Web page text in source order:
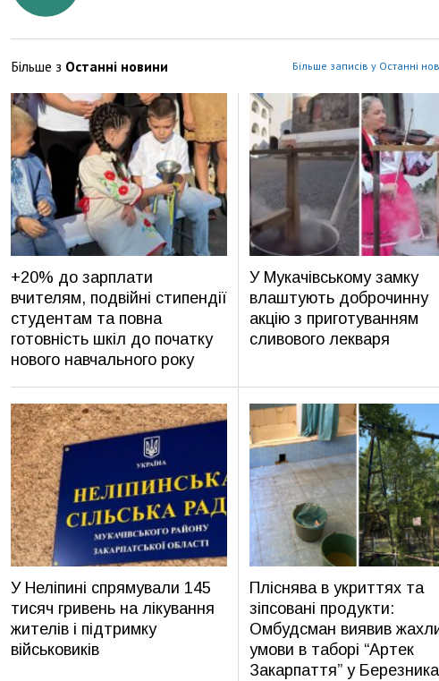
Більше з Останні новини Більше записів у Останні
+20% до зарплати
вчителям, подвійні стипендії
студентам та повна
готовність шкіл до початку
нового навчального року
У Мукачівському замку
влаштують доброчинну
акцію з приготуванням
сливового лекваря
У Неліпині спрямували 145
тисяч гривень на лікування
жителів і підтримку
військовиків
Пліснява в укриттях та
зіпсовані продукти:
Омбудсман виявив
умови в таборі “Артек
Закарпаття” у